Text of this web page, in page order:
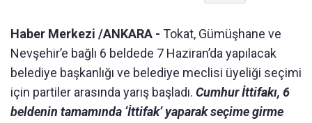
Haber Merkezi /ANKARA - Tokat, Gümüşhane ve
Nevşehir’e bağlı 6 beldede 7 Haziran’da yapılacak
belediye başkanlığı ve belediye meclisi üyeliği seçimi
için partiler arasında yarış başladı. Cumhur İttifakı, 6
beldenin tamamında ‘İttifak’ yaparak seçime girme